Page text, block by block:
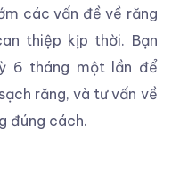
các vấn đề về răng
thiệp kịp thời. Bạn
6 tháng một lần để
răng, và tư vấn về
đúng cách.